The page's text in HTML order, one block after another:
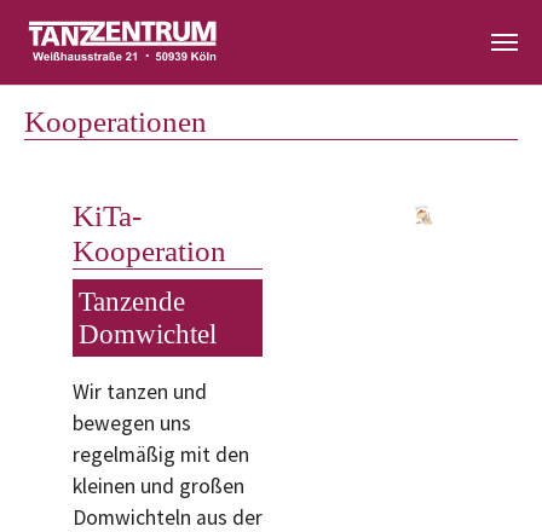
Kooperationen
KiTa-
Kooperation
Tanzende
Domwichtel
Wir tanzen und
bewegen uns
regelmäßig mit den
kleinen und großen
Domwichteln aus der